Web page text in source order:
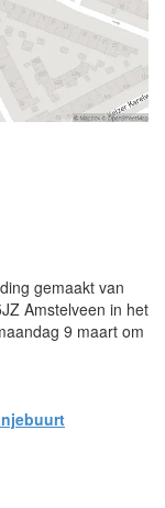
gemaakt van
Amstelveen in het
9 maart om